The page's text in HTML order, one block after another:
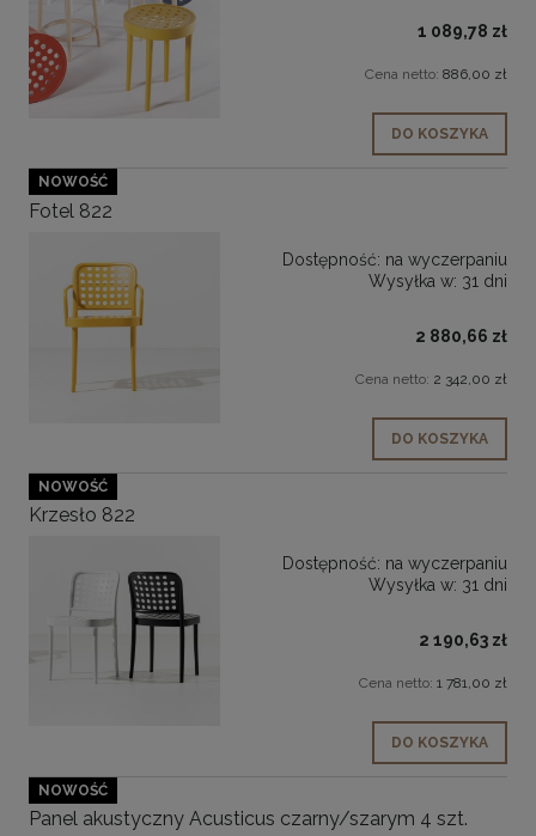
1 089,78 zł
Cena netto: 886,00 zł
DO KOSZYKA
Fotel 822
Dostępność: na wyczerpaniu
Wysyłka w: 31 dni
2 880,66 zł
Cena netto: 2 342,00 zł
DO KOSZYKA
NOWOŚĆ
Krzesło 822
Dostępność: na wyczerpaniu
Wysyłka w: 31 dni
2 190,63 zł
Cena netto: 1 781,00 zł
DO KOSZYKA
NOWOŚĆ
Panel akustyczny Acusticus czarny/szarym 4 szt.
NOWOŚĆ